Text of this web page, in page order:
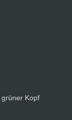
grüner Kopf